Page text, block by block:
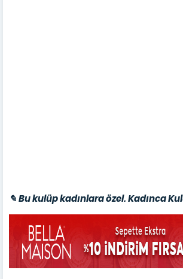
✎ Bu kulüp kadınlara özel. Kadınca